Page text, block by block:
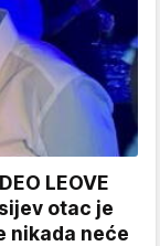
LEOVE
otac je
nikada neće